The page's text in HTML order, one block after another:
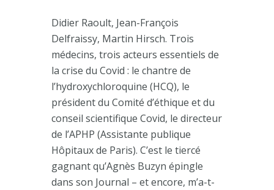
Didier Raoult, Jean-François
Delfraissy, Martin Hirsch. Trois
médecins, trois acteurs essentiels de
la crise du Covid : le chantre de
l’hydroxychloroquine (HCQ), le
président du Comité d’éthique et du
conseil scientifique Covid, le directeur
de l’APHP (Assistante publique
Hôpitaux de Paris). C’est le tiercé
gagnant qu’Agnès Buzyn épingle
dans son Journal – et encore, m’a-t-